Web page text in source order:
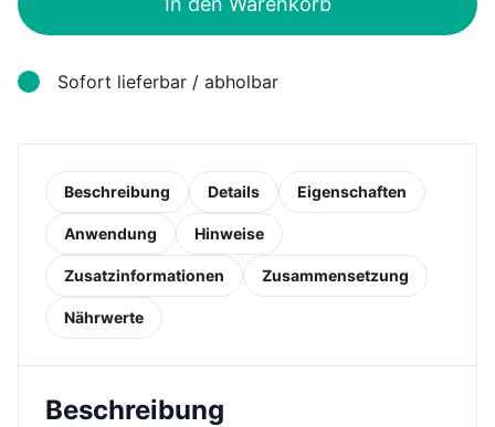
Sofort lieferbar / abholbar
Beschreibung Details Eigenschaften
Anwendung Hinweise
Zusatzinformationen Zusammensetzung
Nährwerte
Beschreibung